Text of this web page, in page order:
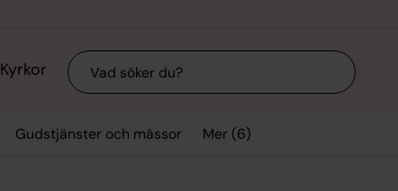
Kyrkor Sök
Gudstjänster och mässor Mer (6)